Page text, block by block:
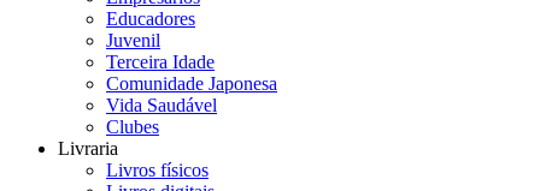
Educadores
Juvenil
Terceira Idade
Comunidade Japonesa
Vida Saudável
Clubes
Livraria
Livros físicos